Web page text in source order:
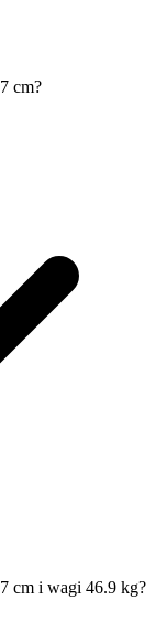
cm?
cm i wagi 46.9 kg?